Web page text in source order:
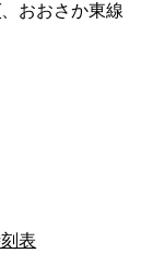
、おおさか東線
表